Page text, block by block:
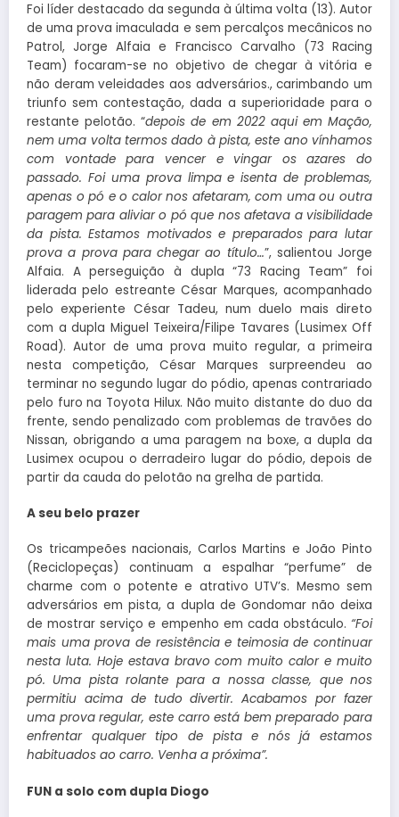
Foi líder destacado da segunda à última volta (13). Autor
de uma prova imaculada e sem percalços mecânicos no
Patrol, Jorge Alfaia e Francisco Carvalho (73 Racing
Team) focaram-se no objetivo de chegar à vitória e
não deram veleidades aos adversários., carimbando um
triunfo sem contestação, dada a superioridade para o
restante pelotão. “depois de em 2022 aqui em Mação,
nem uma volta termos dado à pista, este ano vínhamos
com vontade para vencer e vingar os azares do
passado. Foi uma prova limpa e isenta de problemas,
apenas o pó e o calor nos afetaram, com uma ou outra
paragem para aliviar o pó que nos afetava a visibilidade
da pista. Estamos motivados e preparados para lutar
prova a prova para chegar ao título…”, salientou Jorge
Alfaia. A perseguição à dupla “73 Racing Team” foi
liderada pelo estreante César Marques, acompanhado
pelo experiente César Tadeu, num duelo mais direto
com a dupla Miguel Teixeira/Filipe Tavares (Lusimex Off
Road). Autor de uma prova muito regular, a primeira
nesta competição, César Marques surpreendeu ao
terminar no segundo lugar do pódio, apenas contrariado
pelo furo na Toyota Hilux. Não muito distante do duo da
frente, sendo penalizado com problemas de travões do
Nissan, obrigando a uma paragem na boxe, a dupla da
Lusimex ocupou o derradeiro lugar do pódio, depois de
partir da cauda do pelotão na grelha de partida.
A seu belo prazer
Os tricampeões nacionais, Carlos Martins e João Pinto
(Reciclopeças) continuam a espalhar “perfume” de
charme com o potente e atrativo UTV’s. Mesmo sem
adversários em pista, a dupla de Gondomar não deixa
de mostrar serviço e empenho em cada obstáculo. “Foi
mais uma prova de resistência e teimosia de continuar
nesta luta. Hoje estava bravo com muito calor e muito
pó. Uma pista rolante para a nossa classe, que nos
permitiu acima de tudo divertir. Acabamos por fazer
uma prova regular, este carro está bem preparado para
enfrentar qualquer tipo de pista e nós já estamos
habituados ao carro. Venha a próxima”.
FUN a solo com dupla Diogo